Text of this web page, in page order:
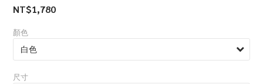
NT$1,780
顏色
尺寸